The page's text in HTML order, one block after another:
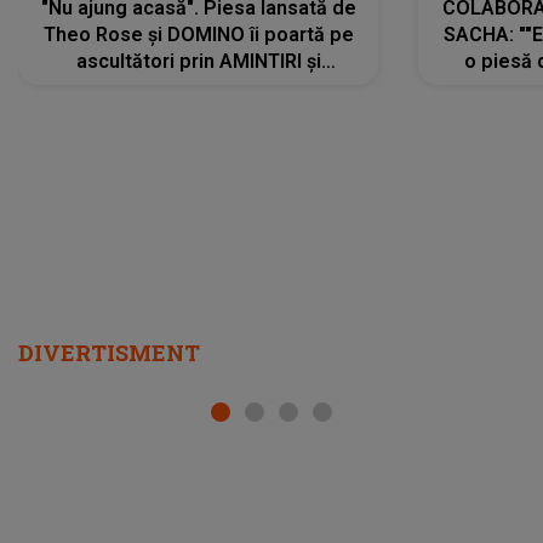
"Nu ajung acasă". Piesa lansată de
Theo Rose și DOMINO îi poartă pe
ascultători prin AMINTIRI și
SACHA:
o piesă
DIVERTISMENT